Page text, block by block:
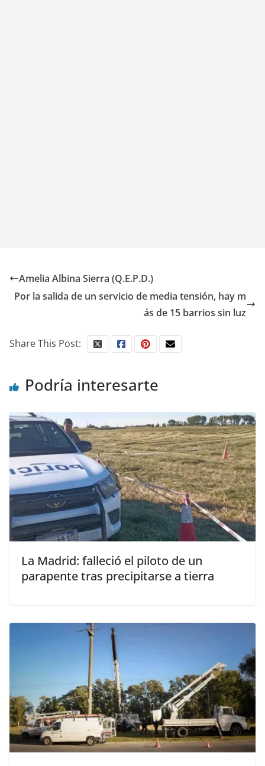
Amelia Albina Sierra (Q.E.P.D.)
Por la salida de un servicio de media tensión, hay m
ás de 15 barrios sin luz
Share This Post:
Podría interesarte
La Madrid: falleció el piloto de un
parapente tras precipitarse a tierra